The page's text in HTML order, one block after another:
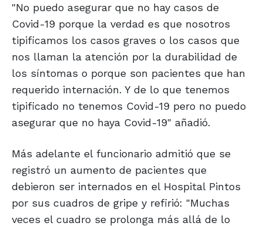
"No puedo asegurar que no hay casos de
Covid-19 porque la verdad es que nosotros
tipificamos los casos graves o los casos que
nos llaman la atención por la durabilidad de
los síntomas o porque son pacientes que han
requerido internación. Y de lo que tenemos
tipificado no tenemos Covid-19 pero no puedo
asegurar que no haya Covid-19" añadió.
Más adelante el funcionario admitió que se
registró un aumento de pacientes que
debieron ser internados en el Hospital Pintos
por sus cuadros de gripe y refirió: "Muchas
veces el cuadro se prolonga más allá de lo